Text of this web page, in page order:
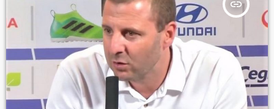
insert_link